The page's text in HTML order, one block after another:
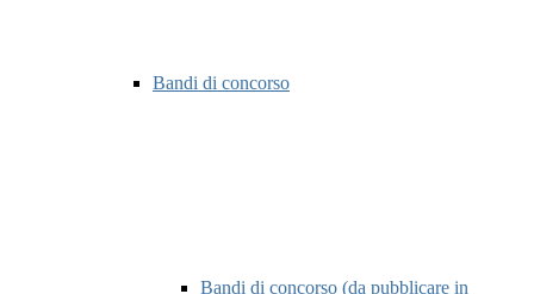
Bandi di concorso
Bandi di concorso (da pubblicare in